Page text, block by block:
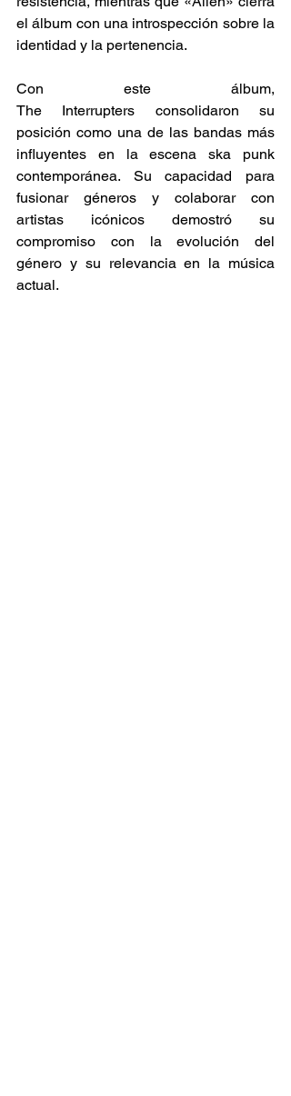
el álbum con una introspección sobre la
identidad y la pertenencia.
Con este álbum,
The Interrupters consolidaron su
posición como una de las bandas más
influyentes en la escena ska punk
contemporánea. Su capacidad para
fusionar géneros y colaborar con
artistas icónicos demostró su
compromiso con la evolución del
género y su relevancia en la música
actual.